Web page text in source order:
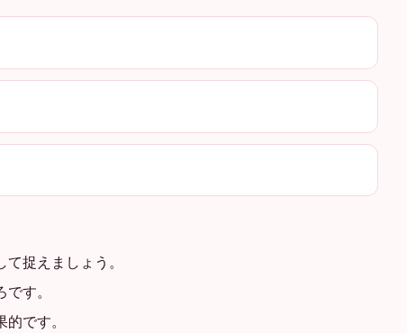
捉えましょう。
す。
です。